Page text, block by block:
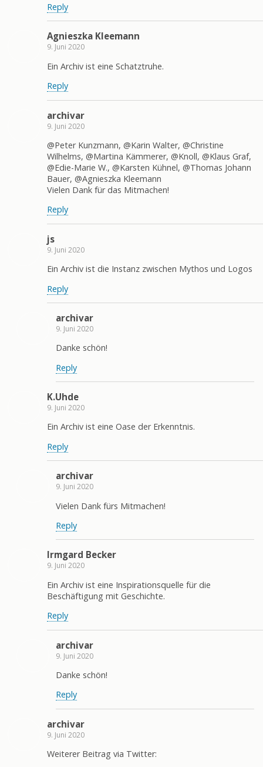
Reply
Agnieszka Kleemann
9. Juni 2020
Ein Archiv ist eine Schatztruhe.
Reply
archivar
9. Juni 2020
@Peter Kunzmann, @Karin Walter, @Christine
Wilhelms, @Martina Kämmerer, @Knoll, @Klaus Graf,
@Edie-Marie W., @Karsten Kühnel, @Thomas Johann
Bauer, @Agnieszka Kleemann
Vielen Dank für das Mitmachen!
Reply
js
9. Juni 2020
Ein Archiv ist die Instanz zwischen Mythos und Logos
Reply
archivar
9. Juni 2020
Danke schön!
Reply
K.Uhde
9. Juni 2020
Ein Archiv ist eine Oase der Erkenntnis.
Reply
archivar
9. Juni 2020
Vielen Dank fürs Mitmachen!
Reply
Irmgard Becker
9. Juni 2020
Ein Archiv ist eine Inspirationsquelle für die
Beschäftigung mit Geschichte.
Reply
archivar
9. Juni 2020
Danke schön!
Reply
archivar
9. Juni 2020
Weiterer Beitrag via Twitter: